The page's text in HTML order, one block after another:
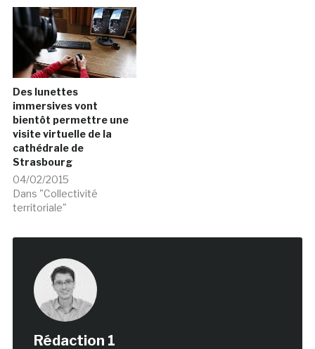
Des lunettes
immersives vont
bientôt permettre une
visite virtuelle de la
cathédrale de
Strasbourg
04/02/2015
Dans "Collectivité
territoriale"
Rédaction 1